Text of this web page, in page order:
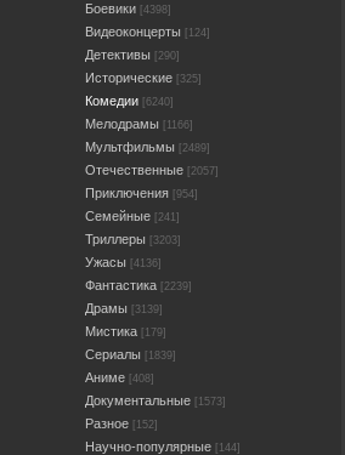
Боевики [4398]
Видеоконцерты [124]
Детективы [290]
Исторические [325]
Комедии [6240]
Мелодрамы [1166]
Мультфильмы [2489]
Отечественные [2057]
Приключения [954]
Семейные [241]
Триллеры [3203]
Ужасы [4136]
Фантастика [2239]
Драмы [3139]
Мистика [179]
Сериалы [1839]
Аниме [408]
Документальные [1573]
Разное [152]
Научно-популярные [144]